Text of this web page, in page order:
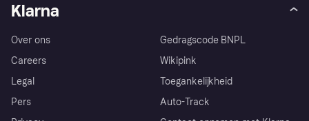
Klarna
Over ons
Careers
Legal
Pers
Gedragscode BNPL
Wikipink
Toegankelijkheid
Auto-Track